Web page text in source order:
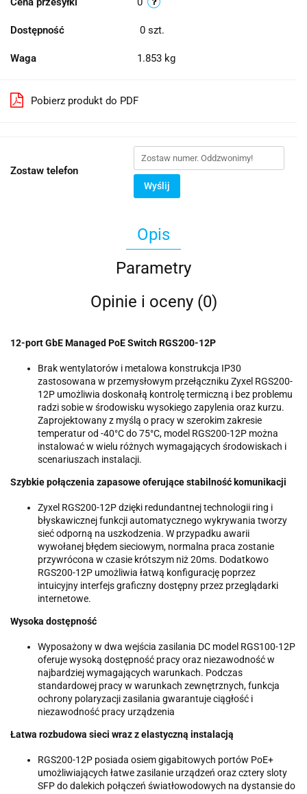
Dostępność 0 szt.
Waga 1.853 kg
Pobierz produkt do PDF
Zostaw telefon
Wyślij
Opis
Parametry
Opinie i oceny (0)
12-port GbE Managed PoE Switch RGS200-12P
Brak wentylatorów i metalowa konstrukcja IP30
zastosowana w przemysłowym przełączniku Zyxel RGS200-
12P umożliwia doskonałą kontrolę termiczną i bez problemu
radzi sobie w środowisku wysokiego zapylenia oraz kurzu.
Zaprojektowany z myślą o pracy w szerokim zakresie
temperatur od -40°C do 75°C, model RGS200-12P można
instalować w wielu różnych wymagających środowiskach i
scenariuszach instalacji.
Szybkie połączenia zapasowe oferujące stabilność komunikacji
Zyxel RGS200-12P dzięki redundantnej technologii ring i
błyskawicznej funkcji automatycznego wykrywania tworzy
sieć odporną na uszkodzenia. W przypadku awarii
wywołanej błędem sieciowym, normalna praca zostanie
przywrócona w czasie krótszym niż 20ms. Dodatkowo
RGS200-12P umożliwia łatwą konfigurację poprzez
intuicyjny interfejs graficzny dostępny przez przeglądarki
internetowe.
Wysoka dostępność
Wyposażony w dwa wejścia zasilania DC model RGS100-12P
oferuje wysoką dostępność pracy oraz niezawodność w
najbardziej wymagających warunkach. Podczas
standardowej pracy w warunkach zewnętrznych, funkcja
ochrony polaryzacji zasilania gwarantuje ciągłość i
niezawodność pracy urządzenia
Łatwa rozbudowa sieci wraz z elastyczną instalacją
RGS200-12P posiada osiem gigabitowych portów PoE+
umożliwiających łatwe zasilanie urządzeń oraz cztery sloty
SFP do dalekich połączeń światłowodowych na dystansie do